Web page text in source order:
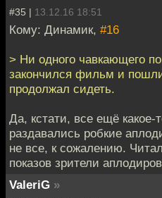
#35 | 13.12.16 18:51
Кому: Динамик, #16
> Ни одного чавкающего
закончился фильм и
продолжал сидеть.
Да, кстати, все ещё
раздавались робкие
не все, к сожалению.
показов зрители
ValeriG »